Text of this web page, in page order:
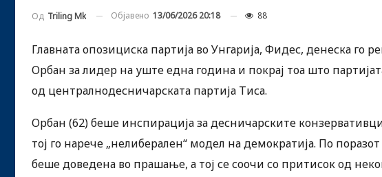
Од Triling Mk Објавено 13/06/2026 20:18 88
Главната опозициска партија во Унгарија, Фидес, денеска
Орбан за лидер на уште една година и покрај тоа што
од централнодесничарската партија Тиса.
Орбан (62) беше инспирација за десничарските
тој го нарече „нелиберален“ модел на демократија. По
беше доведена во прашање, а тој се соочи со притисок од